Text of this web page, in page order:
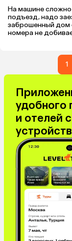
На машине сложно
подъезд, надо
заброшенный дом
номера не
1
удобного
и отелей
устройств